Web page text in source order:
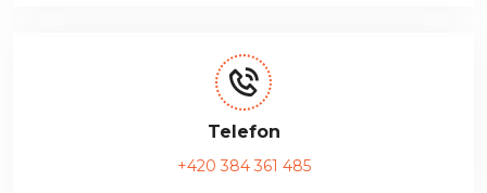
Telefon
+420 384 361 485